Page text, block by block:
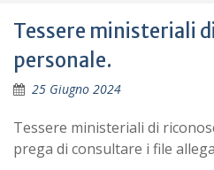
Tessere ministeriali
personale.
25 Giugno 2024
Tessere ministeriali di
prega di consultare i file